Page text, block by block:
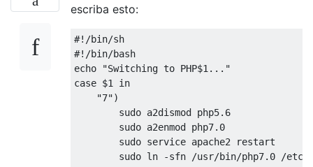
escriba esto:
#!/bin/sh
#!/bin/bash
echo
"Switching to PHP$1 ..."
case $1
in
"7")
        sudo a2dismod php5
.6
        sudo a2enmod php7
.0
        sudo service apache2 restart
        sudo ln -sfn /usr/bin/php7
.0 /etc/